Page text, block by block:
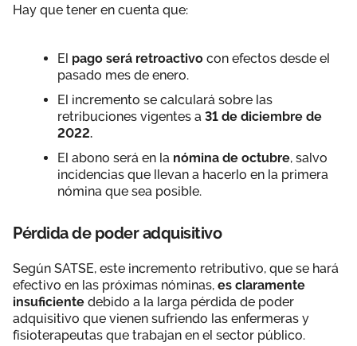
Hay que tener en cuenta que:
El pago será retroactivo con efectos desde el
pasado mes de enero.
El incremento se calculará sobre las
retribuciones vigentes a 31 de diciembre de
2022.
El abono será en la nómina de octubre, salvo
incidencias que llevan a hacerlo en la primera
nómina que sea posible.
Pérdida de poder adquisitivo
Según SATSE, este incremento retributivo, que se hará
efectivo en las próximas nóminas, es claramente
insuficiente debido a la larga pérdida de poder
adquisitivo que vienen sufriendo las enfermeras y
fisioterapeutas que trabajan en el sector público.